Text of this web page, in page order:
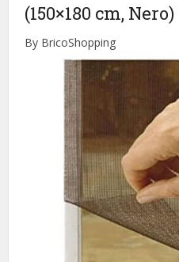
(150×180 cm, Nero)
By BricoShopping